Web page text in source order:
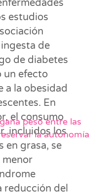
estudios
de
de diabetes
un efecto
la obesidad
En
el consumo
incluidos los
en grasa, se
menor
reducción del
peso entre las
la autonomía